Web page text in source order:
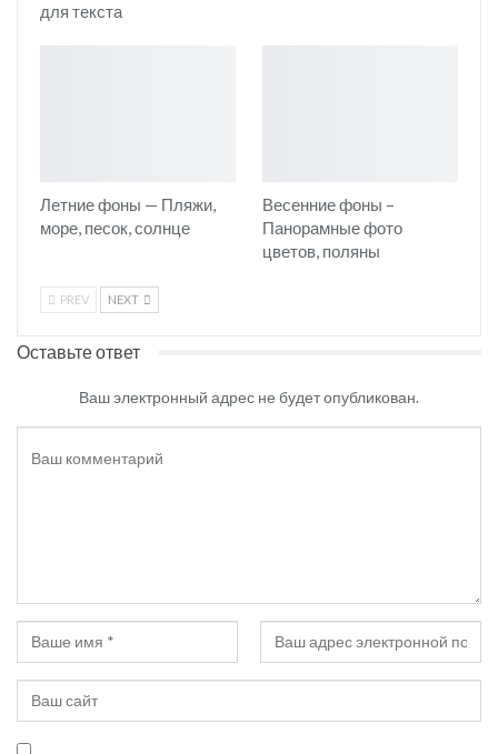
для текста
Летние фоны — Пляжи,
море, песок, солнце
Весенние фоны –
Панорамные фото
цветов, поляны
PREV NEXT
Оставьте ответ
Ваш электронный адрес не будет опубликован.